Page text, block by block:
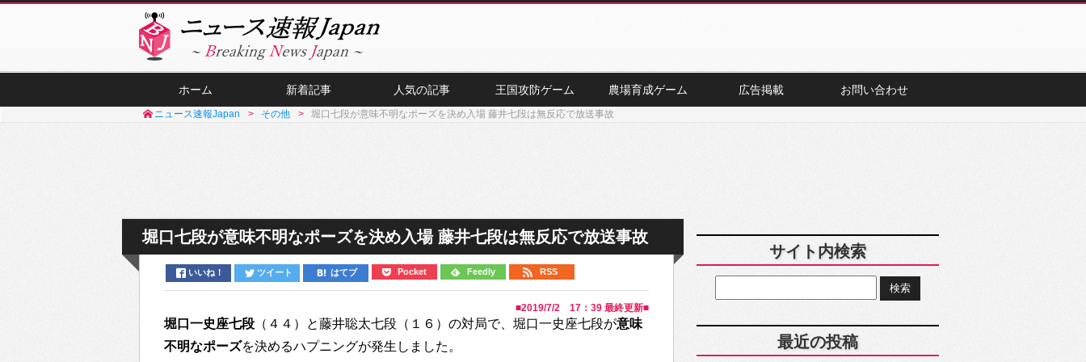
ホーム 新着記事 人気の記事 王国攻防ゲーム 農場育成ゲーム 広告掲載 お問い合わせ
ニュース速報Japan その他 堀口七段が意味不明なポーズを決め入場 藤井七段は無反応で放送事故
堀口七段が意味不明なポーズを決め入場 藤井七段は無反応で放送事故
いいね！ ツイート はてブ Pocket Feedly RSS
■2019/7/2 17：39 最終更新■
堀口一史座七段 （４４）と藤井聡太七段（１６）の対局で、堀口一史座七段が意味
不明なポーズを決めるハプニングが発生しました。
サイト内検索
最近の投稿